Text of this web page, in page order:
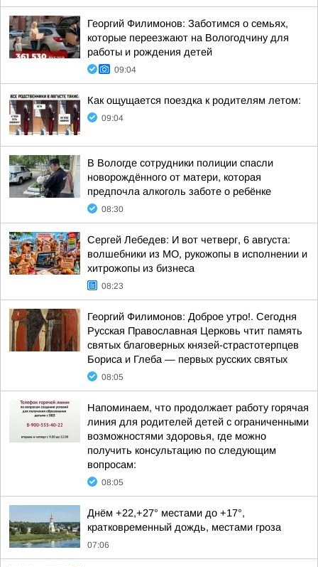
Георгий Филимонов: Заботимся о семьях,
которые переезжают на Вологодчину для
работы и рождения детей
09:04
Как ощущается поездка к родителям летом:
09:04
В Вологде сотрудники полиции спасли
новорождённого от матери, которая
предпочла алкоголь заботе о ребёнке
08:30
Сергей Лебедев: И вот четверг, 6 августа:
волшебники из МО, рукожопы в исполнении и
хитрожопы из бизнеса
08:23
Георгий Филимонов: Доброе утро!. Сегодня
Русская Православная Церковь чтит память
святых благоверных князей-страстотерпцев
Бориса и Глеба — первых русских святых
08:05
Напоминаем, что продолжает работу горячая
линия для родителей детей с ограниченными
возможностями здоровья, где можно
получить консультацию по следующим
вопросам:
08:05
Днём +22,+27° местами до +17°,
кратковременный дождь, местами гроза
07:06